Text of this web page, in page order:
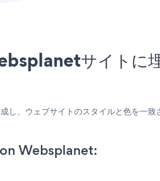
サイトに
、ウェブサイトのスタイルと色を一
Websplanet: